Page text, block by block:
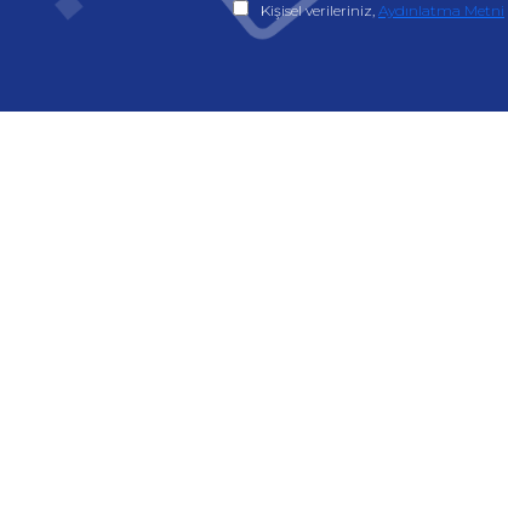
Kişisel verileriniz, Aydınlatma Metni